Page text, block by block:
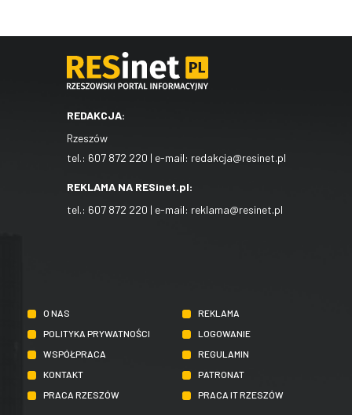
REDAKCJA:
Rzeszów
tel.: 607 872 220 | e-mail: redakcja@resinet.pl
REKLAMA NA RESinet.pl:
tel.: 607 872 220 | e-mail: reklama@resinet.pl
O NAS
REKLAMA
POLITYKA PRYWATNOŚCI
LOGOWANIE
WSPÓŁPRACA
REGULAMIN
KONTAKT
PATRONAT
PRACA RZESZÓW
PRACA IT RZESZÓW